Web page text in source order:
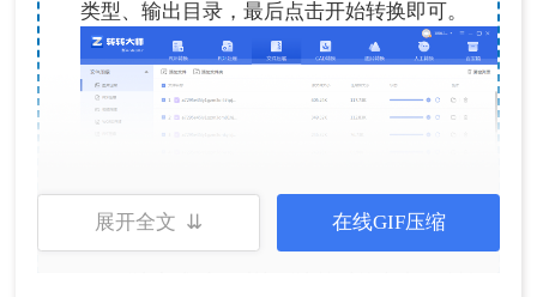
类型、输出目录，最后点击开始转换即可。
展开全文 ⇊ 在线GIF压缩